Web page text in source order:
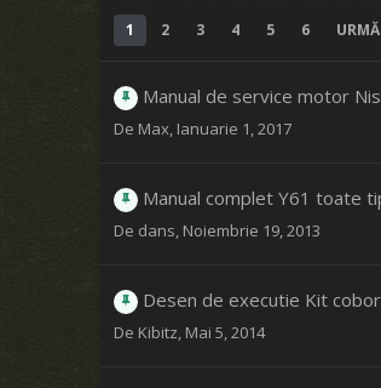
1 2 3 4 5 6
Manual de service motor
De Max, Ianuarie 1, 2017
Manual complet Y61 toate
De dans, Noiembrie 19, 2013
Desen de executie Kit
De Kibitz, Mai 5, 2014